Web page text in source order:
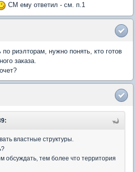
СМ ему ответил - см. п.1
риэлторам, нужно понять, кто готов
заказа.
властные структуры.
обсуждать, тем более что территория